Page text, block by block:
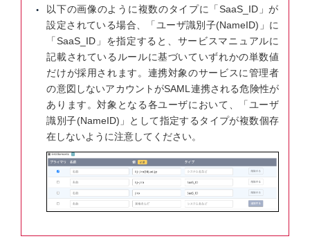
以下の画像のように複数のタイプに「SaaS_ID」が
設定されている場合、「ユーザ識別子(NameID)」に
「SaaS_ID」を指定すると、サービスマニュアルに
記載されているルールに基づいていずれかの単数値
だけが採用されます。連携対象のサービスに管理者
の意図しないアカウントがSAML連携される危険性が
あります。対象となる各ユーザにおいて、「ユーザ
識別子(NameID)」として指定するタイプが複数個存
在しないように注意してください。